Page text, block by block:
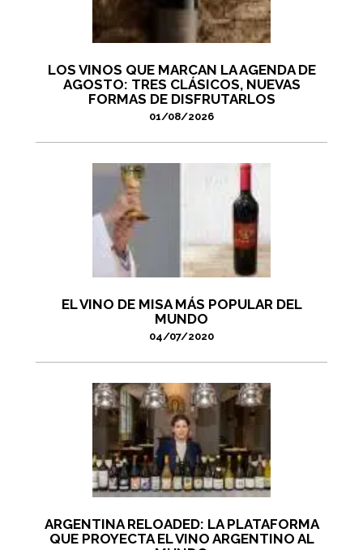
LOS VINOS QUE MARCAN LA AGENDA DE
AGOSTO: TRES CLÁSICOS, NUEVAS
FORMAS DE DISFRUTARLOS
01/08/2026
EL VINO DE MISA MÁS POPULAR DEL
MUNDO
04/07/2020
ARGENTINA RELOADED: LA PLATAFORMA
QUE PROYECTA EL VINO ARGENTINO AL